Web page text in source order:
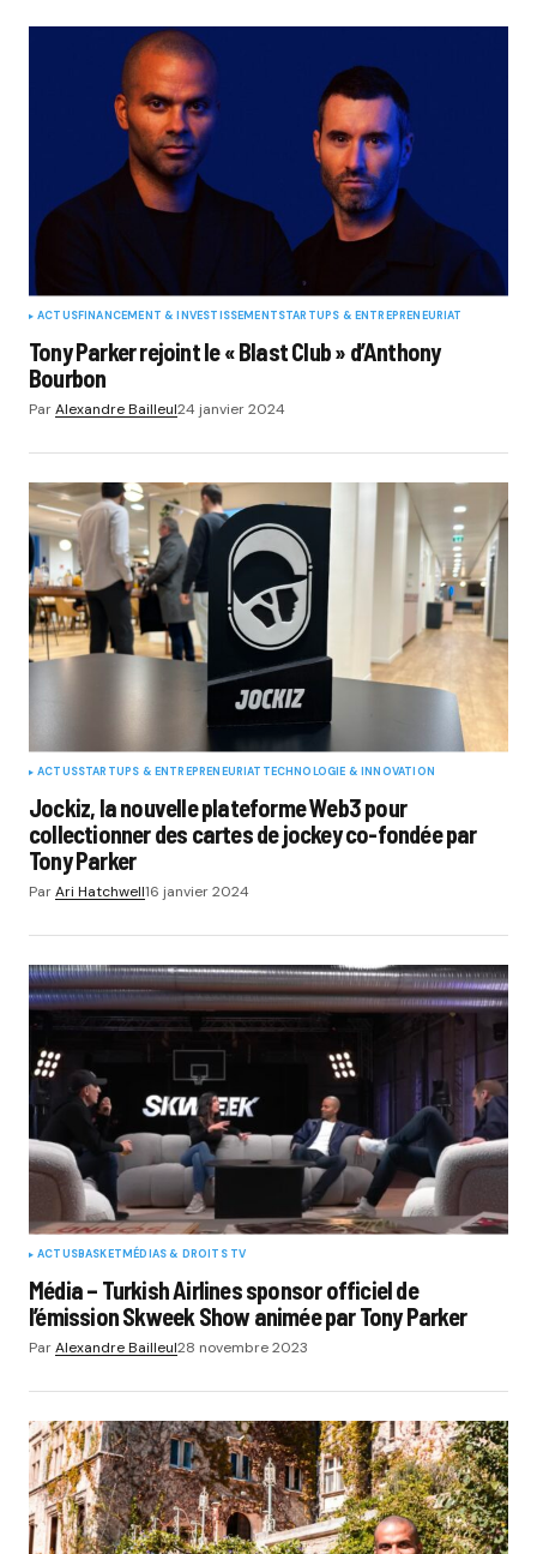
ACTUSFINANCEMENT & INVESTISSEMENTSTARTUPS & ENTREPRENEURIAT
Tony Parker rejoint le « Blast Club » d’Anthony
Bourbon
ParAlexandre Bailleul24 janvier 2024
ACTUSSTARTUPS & ENTREPRENEURIAT TECHNOLOGIE & INNOVATION
Jockiz, la nouvelle plateforme Web3 pour
collectionner des cartes de jockey co-fondée par
Tony Parker
ParAri Hatchwell16 janvier 2024
ACTUSBASKETMÉDIAS & DROITS TV
Média – Turkish Airlines sponsor officiel de
l’émission Skweek Show animée par Tony Parker
ParAlexandre Bailleul28 novembre 2023